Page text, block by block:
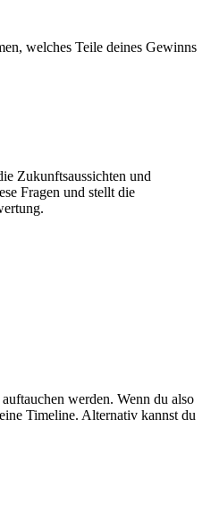
welches Teile deines Gewinns
Zukunftsaussichten und
Fragen und stellt die
werden. Wenn du also
Timeline. Alternativ kannst du